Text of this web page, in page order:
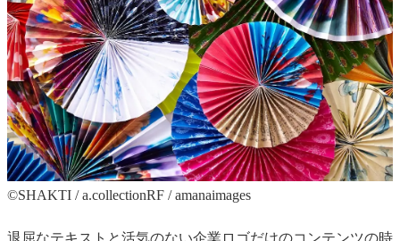
©︎SHAKTI / a.collectionRF / amanaimages
退屈なテキストと活気のない企業ロゴだけのコンテンツの時